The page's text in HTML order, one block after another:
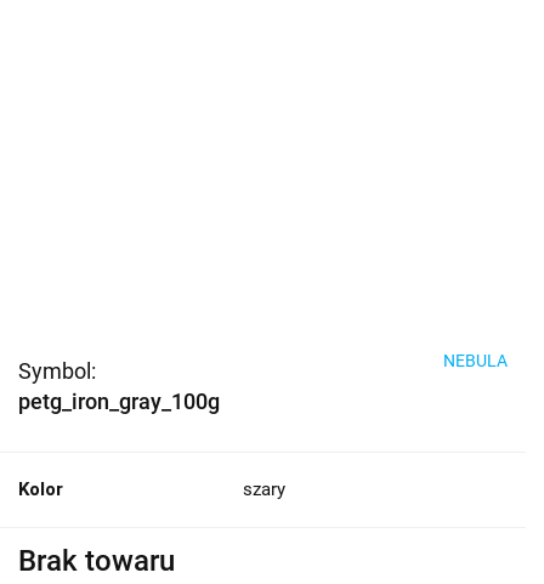
Symbol:
petg_iron_gray_100g
NEBULA
Kolor szary
Brak towaru